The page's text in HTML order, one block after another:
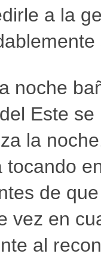
a la
noche
Este
la
tocando
de
vez en
al